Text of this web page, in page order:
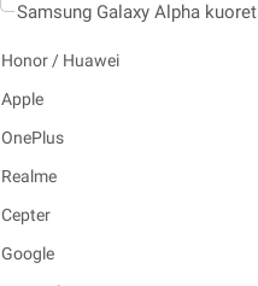
Samsung Galaxy Alpha kuoret
Honor / Huawei
Apple
OnePlus
Realme
Cepter
Google